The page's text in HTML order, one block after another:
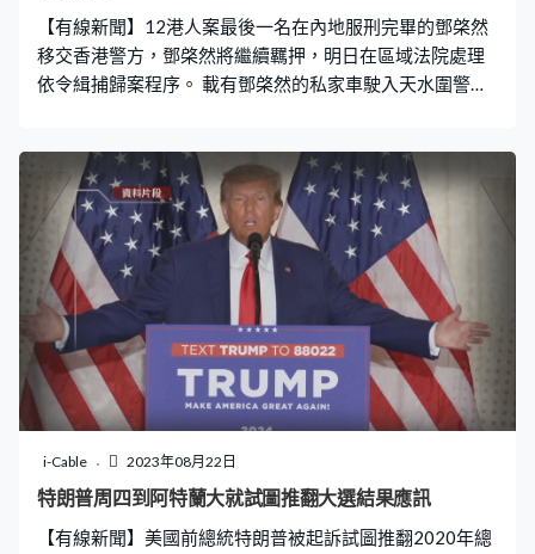
【有線新聞】12港人案最後一名在內地服刑完畢的鄧棨然
移交香港警方，鄧棨然將繼續羈押，明日在區域法院處理
依令緝捕歸案程序。 載有鄧棨然的私家車駛入天水圍警
緝捕歸案」程序，由區域法院法官高勁修審理，預計需時
15分鐘。 鄧棨然在2019年反修例運動期間涉嫌藏有汽油
彈被捕，被控串謀意圖縱火及管有物品意圖摧毀或損壞財
產罪。2020年8月，他在保釋期間與另外11人潛逃，在內
地水域被截獲。案情指鄧棨然是組織潛逃的主腦，在內地
經審訊後裁定組織他人偷越邊境罪成，判監3年，罰款2萬
元人民幣。他在廣東從化監獄服刑完畢，隨即移送香港警
方。連同鄧棨然，至今12港人案的所有被告都已經返回香
港。
i-Cable 2023年08月22日
特朗普周四到阿特蘭大就試圖推翻大選結果應訊
【有線新聞】美國前總統特朗普被起訴試圖推翻2020年總